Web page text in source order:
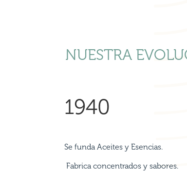
NUESTRA
1940
Se funda Aceites y Esencias.
Fabrica concentrados y sabores.